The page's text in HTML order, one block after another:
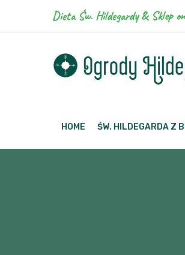
Dieta Św. Hildegardy & Sklep
HOME ŚW. HILDEGARDA Z